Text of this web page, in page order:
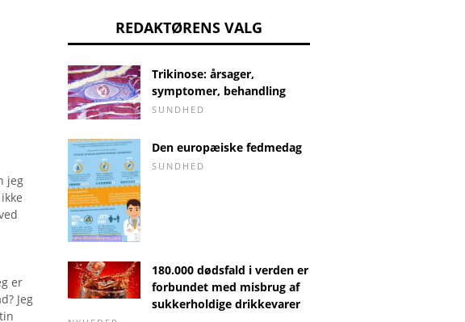
jeg
er
Jeg
REDAKTØRENS VALG
Trikinose: årsager,
symptomer, behandling
SUNDHED
Den europæiske fedmedag
SUNDHED
180.000 dødsfald i verden er
forbundet med misbrug af
sukkerholdige drikkevarer